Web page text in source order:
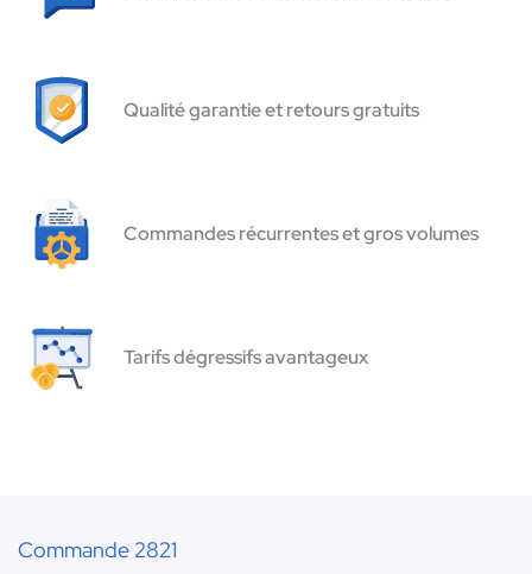
Qualité garantie et retours gratuits
Commandes récurrentes et gros volumes
Tarifs dégressifs avantageux
Commande 2821